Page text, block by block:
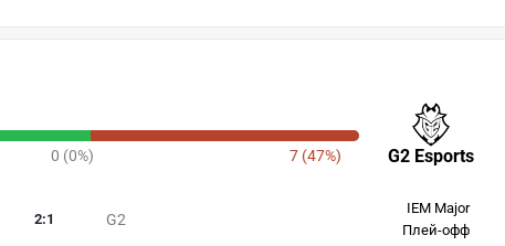
G2 Esports
0 (0%) 7 (47%)
G2
2:1
IEM Major
Плей-офф